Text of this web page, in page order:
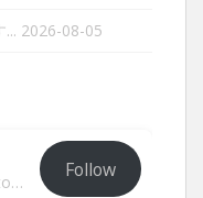
2026-08-05
@matoken.org@matoken.org
Follow